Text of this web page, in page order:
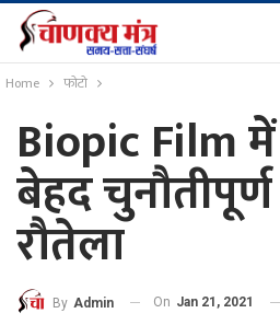
Home फोटो
Biopic Film
बेहद
रौतेला
By Admin On Jan 21, 2021